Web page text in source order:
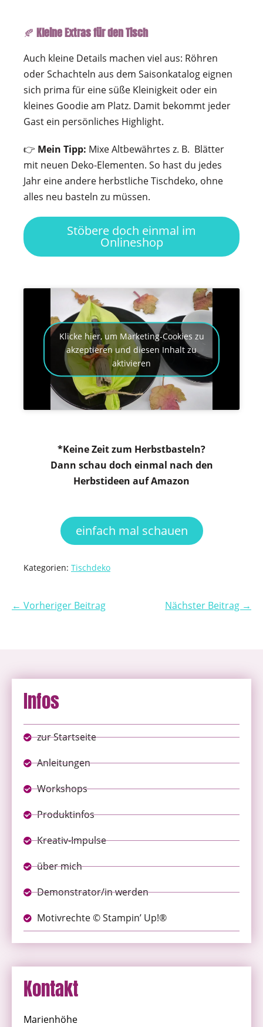
🍂 Kleine Extras für den Tisch
Auch kleine Details machen viel aus: Röhren
oder Schachteln aus dem Saisonkatalog eignen
sich prima für eine süße Kleinigkeit oder ein
kleines Goodie am Platz. Damit bekommt jeder
Gast ein persönliches Highlight.
👉 Mein Tipp: Mixe Altbewährtes z. B. Blätter
mit neuen Deko-Elementen. So hast du jedes
Jahr eine andere herbstliche Tischdeko, ohne
alles neu basteln zu müssen.
Stöbere doch einmal im
Onlineshop
Klicke hier, um Marketing-Cookies zu
akzeptieren und diesen Inhalt zu
aktivieren
*Keine Zeit zum Herbstbasteln?
Dann schau doch einmal nach den
Herbstideen auf Amazon
einfach mal schauen
Kategorien: Tischdeko
← Vorheriger Beitrag Nächster Beitrag →
Infos
zur Startseite
Anleitungen
Workshops
Produktinfos
Kreativ-Impulse
über mich
Demonstrator/in werden
Motivrechte © Stampin’ Up!®
Kontakt
Marienhöhe